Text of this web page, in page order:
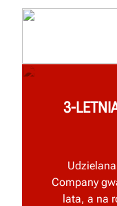
3-
Company
lata, a na